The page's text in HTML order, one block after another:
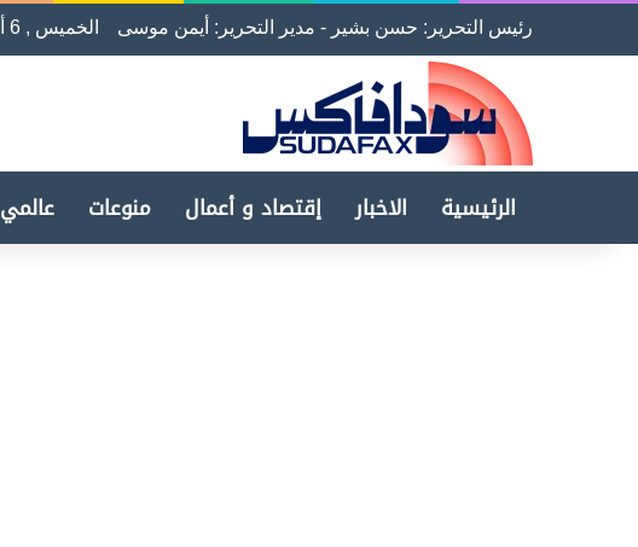
رئيس التحرير: حسن بشير - مدير التحرير: أيمن موسى الخميس , 6 أغسطس 2026
الرئيسية الاخبار إقتصاد و أعمال منوعات عالمي